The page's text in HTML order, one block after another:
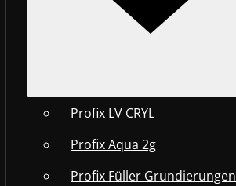
Profix LV CRYL
Profix Aqua 2g
Profix Füller Grundierungen